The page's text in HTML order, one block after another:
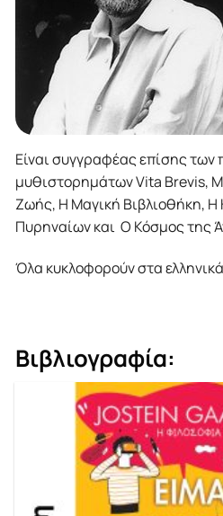
Eίναι συγγραφέας επίσης των
μυθιστορημάτων Vita Brevis,
Zωής, H Mαγική Bιβλιοθήκη,
Πυρηναίων και Ο Κόσμος της
Όλα κυκλοφορούν στα
Βιβλιογραφία: